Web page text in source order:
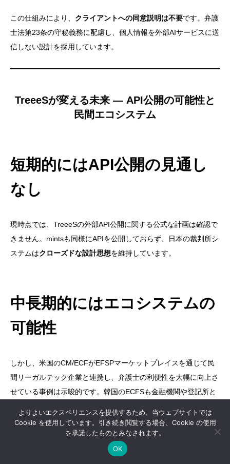
この仕組みにより、 クライアントへの同意説明は不要です。弁護
士法第23条の守秘義務に配慮し、個人情報を外部AIサービスに送
信しない設計を採用しています。
TreeeSが変える未来 — API公開の可能性と
民間エコシステム
短期的にはAPI公開の見通し
なし
現時点では、TreeeSの外部API公開に関する公式な計画は確認で
きません。mintsも同様にAPIを公開しておらず、日本の裁判所シ
ステムはクローズドな設計思想を維持しています。
中長期的にはエコシステムの
可能性
しかし、米国のCM/ECFがEFSPマーケットプレイスを通じて民
間リーガルテック企業と連携し、弁護士の利便性を大幅に向上さ
せている事例は示唆的です。韓国のECFSも金融機関や登記所と
TreeeSの設計にRoootSの「関連システムとの外部連携機能」が
含まれていることを考えると、将来的に段階的なデータ連携の仕
よりよいエクスペリエンスを提供するため、当ウェブサイトでは
Cookie を使用しています。引き続き閲覧する場合、Cookie の使用
を承諾したものとみなされます。
OK